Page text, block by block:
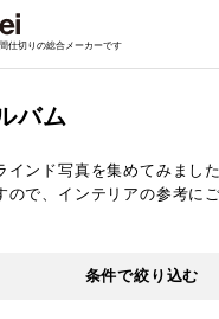
仕切りの総合メーカーです
バム
インド写真を集めてみました
ので、インテリアの参考に
条件で絞り込む